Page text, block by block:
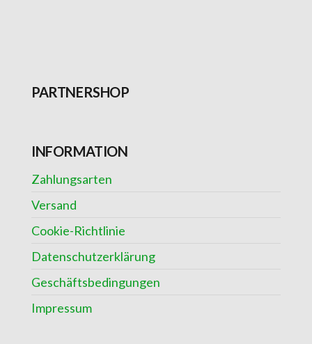
PARTNERSHOP
INFORMATION
Zahlungsarten
Versand
Cookie-Richtlinie
Datenschutzerklärung
Geschäftsbedingungen
Impressum